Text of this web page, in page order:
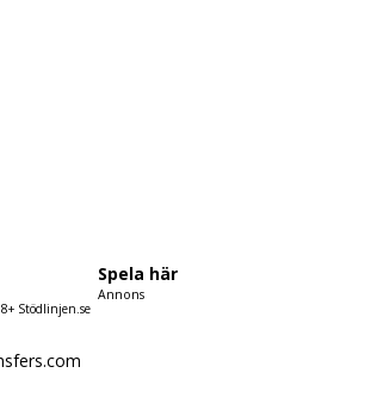
Stödlinjen.se
Spela här
Annons